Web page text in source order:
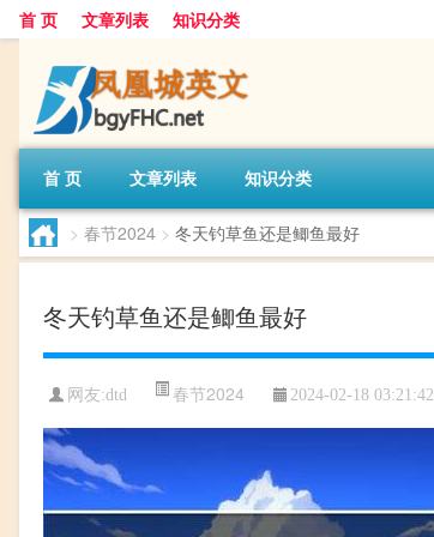
首 页 文章列表 知识分类
首 页 文章列表 知识分类
> 春节2024 > 冬天钓草鱼还是鲫鱼最好
冬天钓草鱼还是鲫鱼最好
网友:dtd 春节2024 2024-02-18 03:21:42